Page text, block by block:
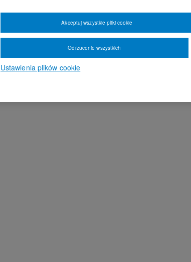
Ustawienia plików cookie
Odrzucenie wszystkich
Akceptuj wszystkie pliki cookie